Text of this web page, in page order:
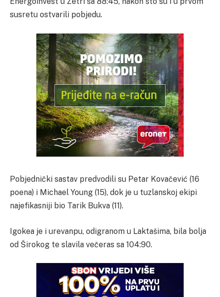
susretu ostvarili pobjedu.
Pobjednički sastav predvodili su Petar Kovačević (16
poena) i Michael Young (15), dok je u tuzlanskoj ekipi
najefikasniji bio Tarik Bukva (11).
Igokea je i urevanpu, odigranom u Laktašima, bila bolja
od Širokog te slavila večeras sa 104:90.